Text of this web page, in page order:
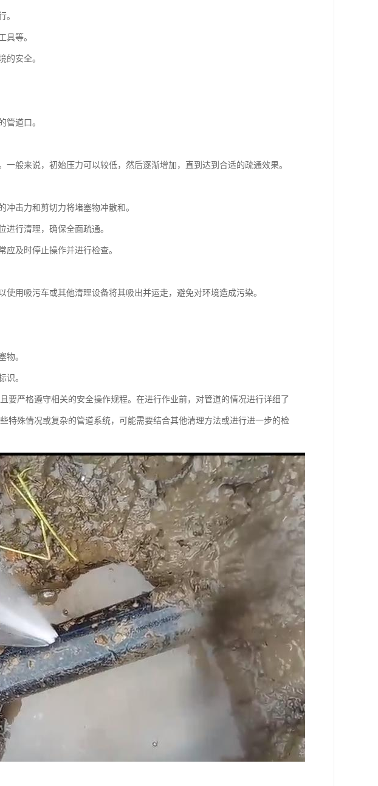
。
具等。
安全。
道口。
般来说，初始压力可以较低，然后逐渐增加，直到达到合适的疏通效果。
击力和剪切力将堵塞物冲散和。
行清理，确保全面疏通。
及时停止操作并进行检查。
用吸污车或其他清理设备将其吸出并运走，避免对环境造成污染。
物。
识。
要严格遵守相关的安全操作规程。在进行作业前，对管道的情况进行详细了
特殊情况或复杂的管道系统，可能需要结合其他清理方法或进行进一步的检